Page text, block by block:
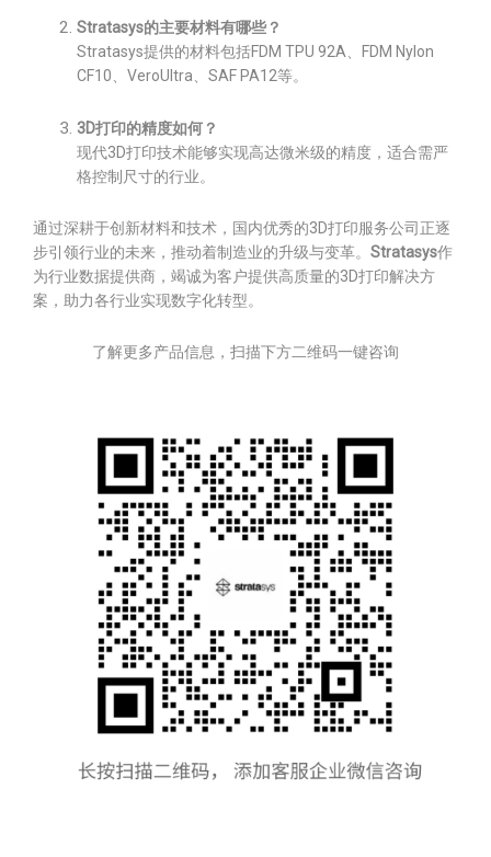
Stratasys的主要材料有哪些？
Stratasys提供的材料包括FDM TPU 92A、FDM Nylon
CF10、VeroUltra、SAF PA12等。
3D打印的精度如何？
现代3D打印技术能够实现高达微米级的精度，适合需严
格控制尺寸的行业。
通过深耕于创新材料和技术，国内优秀的3D打印服务公司正逐
步引领行业的未来，推动着制造业的升级与变革。 Stratasys作
为行业数据提供商，竭诚为客户提供高质量的3D打印解决方
案，助力各行业实现数字化转型。
了解更多产品信息，扫描下方二维码一键咨询